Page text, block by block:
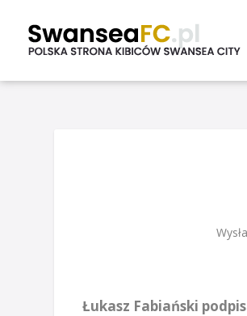
Łukasz Fabiański